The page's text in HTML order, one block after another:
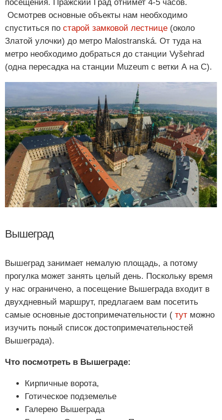
посещения. Пражский Град отнимет 4-5 часов.
Осмотрев основные объекты нам необходимо
спуститься по старой замковой лестнице (около
Златой улочки) до метро Malostranská. От туда на
метро необходимо добраться до станции Vyšehrad
(одна пересадка на станции Muzeum с ветки А на С).
Вышеград
Вышеград занимает немалую площадь, а потому
прогулка может занять целый день. Поскольку время
у нас ограничено, а посещение Вышеграда входит в
двухдневный маршрут, предлагаем вам посетить
самые основные достопримечательности ( тут можно
изучить поный список достопримечательностей
Вышеграда).
Что посмотреть в Вышеграде:
Кирпичные ворота,
Готическое подземелье
Галерею Вышеграда